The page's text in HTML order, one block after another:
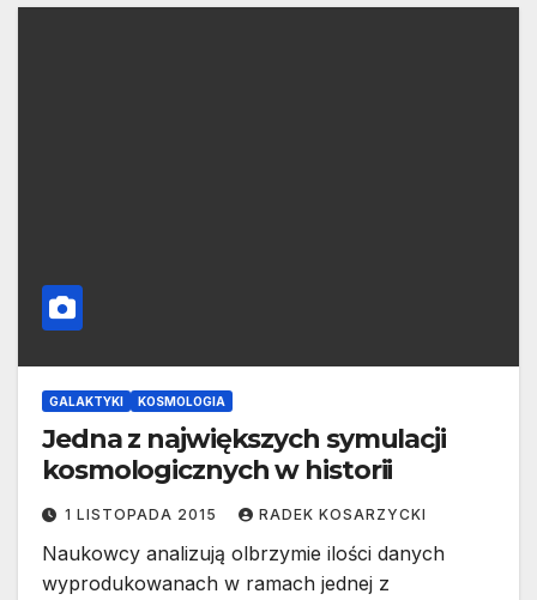
GALAKTYKI KOSMOLOGIA
Jedna z największych symulacji
kosmologicznych w historii
1 LISTOPADA 2015 RADEK KOSARZYCKI
Naukowcy analizują olbrzymie ilości danych
wyprodukowanach w ramach jednej z